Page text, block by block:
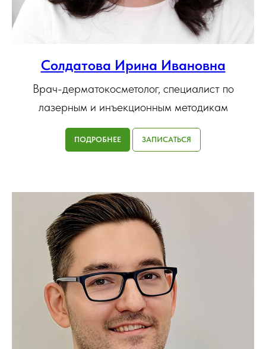
Солдатова Ирина Ивановна
Врач-дерматокосметолог, специалист по
лазерным и инъекционным методикам
ПОДРОБНЕЕ ЗАПИСАТЬСЯ